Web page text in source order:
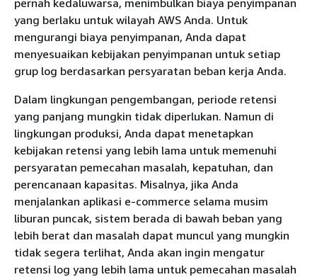
pernah kedaluwarsa, menimbulkan biaya penyimpanan
yang berlaku untuk wilayah AWS Anda. Untuk
mengurangi biaya penyimpanan, Anda dapat
menyesuaikan kebijakan penyimpanan untuk setiap
grup log berdasarkan persyaratan beban kerja Anda.
Dalam lingkungan pengembangan, periode retensi
yang panjang mungkin tidak diperlukan. Namun di
lingkungan produksi, Anda dapat menetapkan
kebijakan retensi yang lebih lama untuk memenuhi
persyaratan pemecahan masalah, kepatuhan, dan
perencanaan kapasitas. Misalnya, jika Anda
menjalankan aplikasi e-commerce selama musim
liburan puncak, sistem berada di bawah beban yang
lebih berat dan masalah dapat muncul yang mungkin
tidak segera terlihat, Anda akan ingin mengatur
retensi log yang lebih lama untuk pemecahan masalah